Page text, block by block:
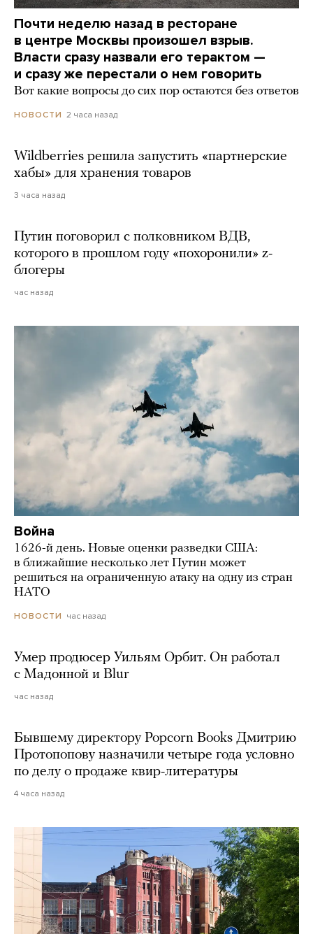
Почти неделю назад в ресторане
в центре Москвы произошел взрыв.
Власти сразу назвали его терактом —
и сразу же перестали о нем говорить
Вот какие вопросы до сих пор остаются без ответов
НОВОСТИ 2 часа назад
Wildberries решила запустить «партнерские
хабы» для хранения товаров
3 часа назад
Путин поговорил с полковником ВДВ,
которого в прошлом году «похоронили» z-
блогеры
час назад
Война
1626-й день. Новые оценки разведки США:
в ближайшие несколько лет Путин может
решиться на ограниченную атаку на одну из стран
НАТО
НОВОСТИ час назад
Умер продюсер Уильям Орбит. Он работал
с Мадонной и Blur
час назад
Бывшему директору Popcorn Books Дмитрию
Протопопову назначили четыре года условно
по делу о продаже квир-литературы
4 часа назад